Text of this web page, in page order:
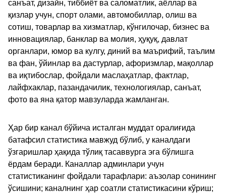
санъат, дизайн, тиббиёт ва саломатлик, аёллар ва
қизлар учун, спорт олами, автомобиллар, олиш ва
сотиш, товарлар ва хизматлар, кўнгилочар, бизнес ва
инновациялар, банклар ва молия, ҳуқуқ, давлат
органлари, юмор ва кулгу, диний ва маърифий, таълим
ва фан, ўйинлар ва дастурлар, афоризмлар, мақоллар
ва иқтибослар, фойдали маслаҳатлар, фактлар,
лайфхаклар, пазандачилик, технологиялар, санъат,
фото ва яна қатор мавзуларда жамланган.
Ҳар бир канал бўйича исталган муддат оралиғида
батафсил статистика мавжуд бўлиб, у каналдаги
ўзгаришлар ҳақида тўлиқ тасаввурга эга бўлишга
ёрдам беради. Каналлар админлари учун
статистиканинг фойдали тарафлари: аъзолар сонининг
ўсишини; каналнинг ҳар соатли статистикасини кўриш;